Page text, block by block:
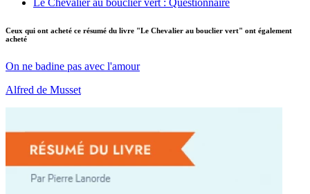
Le Chevalier au bouclier vert : Questionnaire
Ceux qui ont acheté ce résumé du livre "Le Chevalier au bouclier vert" ont également
acheté
On ne badine pas avec l'amour
Alfred de Musset